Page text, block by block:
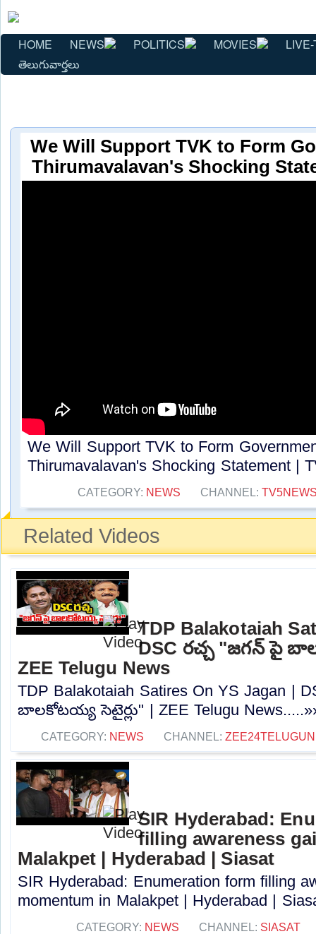
HOME NEWS POLITICS MOVIES
తెలుగువార్తలు
We Will Support TVK to Form
Thirumavalavan's Shocking
We Will Support TVK to Form
Thirumavalavan's Shocking Statement |
CATEGORY: NEWS CHANNEL:
Related Videos
TDP Balakotaiah
DSC రచ్చ "జగన్ పై
ZEE Telugu News
TDP Balakotaiah Satires On YS Jagan |
బాలకోటయ్య సెటైర్లు" | ZEE Telugu
CATEGORY: NEWS CHANNEL:
SIR Hyderabad:
filling awareness
Malakpet | Hyderabad | Siasat
SIR Hyderabad: Enumeration form filling
momentum in Malakpet | Hyderabad |
CATEGORY: NEWS CHANNEL: SIASAT